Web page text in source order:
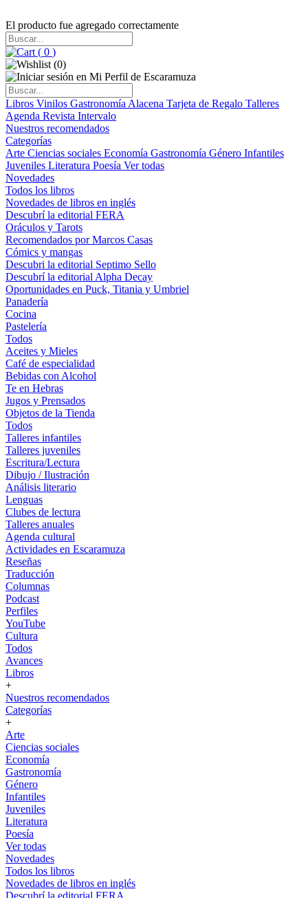
El producto fue agregado correctamente
( 0 )
(0)
Libros Vinilos Gastronomía Alacena Tarjeta de Regalo Talleres
Agenda Revista Intervalo
Nuestros recomendados
Categorías
Arte Ciencias sociales Economía Gastronomía Género Infantiles
Juveniles Literatura Poesía Ver todas
Novedades
Todos los libros
Novedades de libros en inglés
Descubrí la editorial FERA
Oráculos y Tarots
Recomendados por Marcos Casas
Cómics y mangas
Descubri la editorial Septimo Sello
Descubrí la editorial Alpha Decay
Oportunidades en Puck, Titania y Umbriel
Panadería
Cocina
Pastelería
Todos
Aceites y Mieles
Café de especialidad
Bebidas con Alcohol
Te en Hebras
Jugos y Prensados
Objetos de la Tienda
Todos
Talleres infantiles
Talleres juveniles
Escritura/Lectura
Dibujo / Ilustración
Análisis literario
Lenguas
Clubes de lectura
Talleres anuales
Agenda cultural
Actividades en Escaramuza
Reseñas
Traducción
Columnas
Podcast
Perfiles
YouTube
Cultura
Todos
Avances
Libros
+
Nuestros recomendados
Categorías
+
Arte
Ciencias sociales
Economía
Gastronomía
Género
Infantiles
Juveniles
Literatura
Poesía
Ver todas
Novedades
Todos los libros
Novedades de libros en inglés
Descubrí la editorial FERA